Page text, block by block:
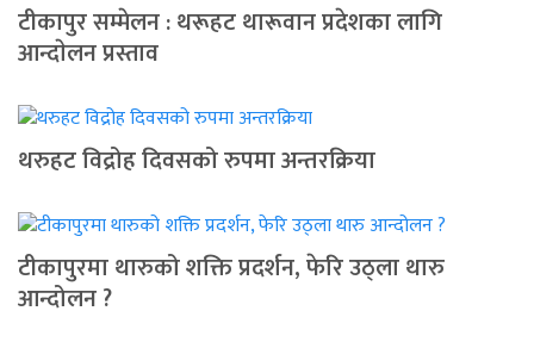
टीकापुर सम्मेलन : थरूहट थारूवान प्रदेशका लागि
आन्दाेलन प्रस्ताव
थरुहट विद्रोह दिवसको रुपमा अन्तरक्रिया
टीकापुरमा थारुको शक्ति प्रदर्शन, फेरि उठ्ला थारु
आन्दोलन ?